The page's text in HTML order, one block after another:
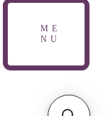
ME
NU